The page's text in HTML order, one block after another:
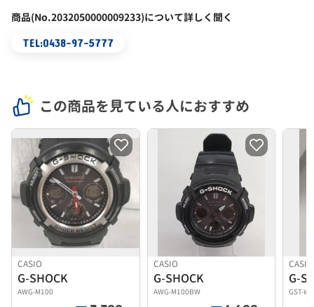
商品(No.2032050000009233)について詳しく聞く
TEL:0438-97-5777
この商品を見ている人におすすめ
CASIO
G-SHOCK
AWG-M100
CASIO
G-SHOCK
AWG-M100BW
CASIO
GST-